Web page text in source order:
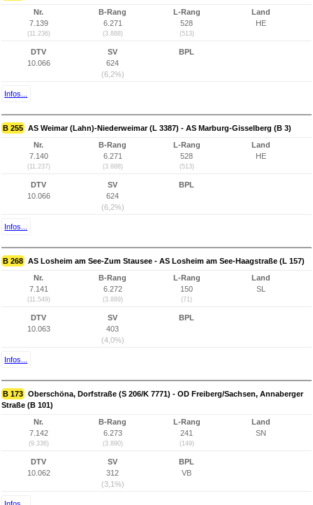
Nr.
7.139
(11.236)
B-Rang
6.271
(3.888)
L-Rang
528
(513)
Land
HE
DTV
10.066
SV
624
(6,2%)
BPL
Infos...
B 255 AS Weimar (Lahn)-Niederweimar (L 3387) - AS Marburg-Gisselberg (B 3)
Nr.
7.140
(11.237)
B-Rang
6.271
(3.888)
L-Rang
528
(513)
Land
HE
DTV
10.066
SV
624
(6,2%)
BPL
Infos...
B 268 AS Losheim am See-Zum Stausee - AS Losheim am See-Haagstraße (L 157)
Nr.
7.141
(11.549)
B-Rang
6.272
(3.889)
L-Rang
150
(71)
Land
SL
DTV
10.063
SV
403
(4,0%)
BPL
Infos...
B 173 Oberschöna, Dorfstraße (S 206/K 7771) - OD Freiberg/Sachsen, Annaberger
Straße (B 101)
Nr.
7.142
(9.336)
B-Rang
6.273
(3.890)
L-Rang
241
(149)
Land
SN
DTV
10.062
SV
312
(3,1%)
BPL
VB